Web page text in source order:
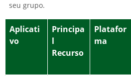
seu grupo.
Aplicati
vo
Principa
l
Recurso
Platafor
ma